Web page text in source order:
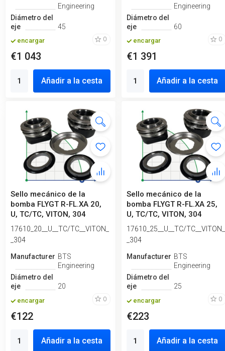
Engineering
Diámetro del
eje
45
encargar 0
€1 043
Añadir a la cesta
Engineering
Diámetro del
eje
60
encargar 0
€1 391
Añadir a la cesta
Sello mecánico de la
bomba FLYGT R-FL.XA 20,
U, TC/TC, VITON, 304
17610_20__U__TC/TC__VITON_
_304
ManufactureroBTS
Engineering
Diámetro del
eje
20
encargar 0
€122
Añadir a la cesta
Sello mecánico de la
bomba FLYGT R-FL.XA 25,
U, TC/TC, VITON, 304
17610_25__U__TC/TC__VITON_
_304
ManufactureroBTS
Engineering
Diámetro del
eje
25
encargar 0
€223
Añadir a la cesta